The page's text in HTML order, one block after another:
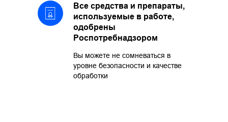
Все средства и препараты,
используемые в работе,
одобрены
Роспотребнадзором
Вы можете не сомневаться в
уровне безопасности и качестве
обработки